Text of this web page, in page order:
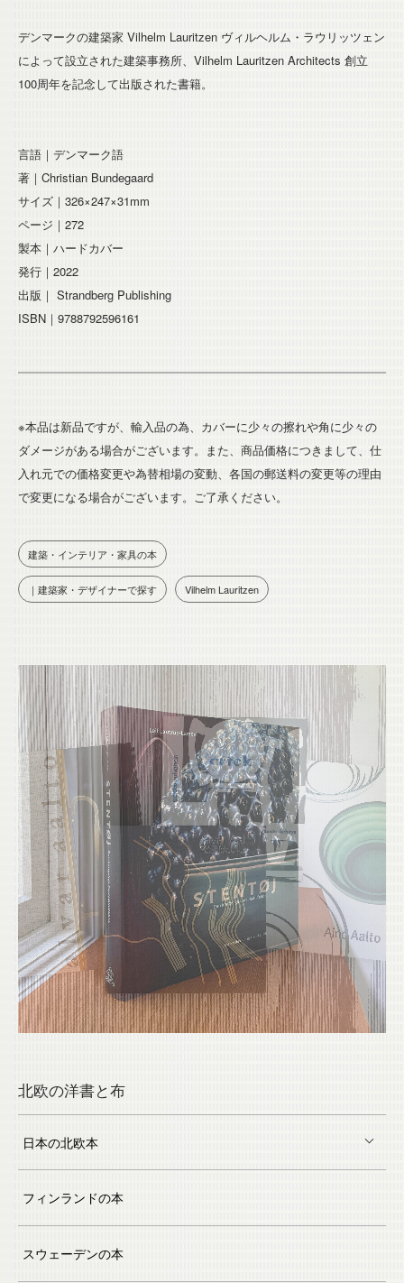
デンマークの建築家 Vilhelm Lauritzen ヴィルヘルム・ラウリッツェン
によって設立された建築事務所、Vilhelm Lauritzen Architects 創立
100周年を記念して出版された書籍。
言語｜デンマーク語
著｜Christian Bundegaard
サイズ｜326×247×31mm
ページ｜272
製本｜ハードカバー
発行｜2022
出版｜ Strandberg Publishing
ISBN｜9788792596161
※本品は新品ですが、輸入品の為、カバーに少々の擦れや角に少々の
ダメージがある場合がございます。また、商品価格につきまして、仕
入れ元での価格変更や為替相場の変動、各国の郵送料の変更等の理由
で変更になる場合がございます。ご了承ください。
建築・インテリア・家具の本
｜建築家・デザイナーで探す Vilhelm Lauritzen
北欧の洋書と布
日本の北欧本
フィンランドの本
スウェーデンの本